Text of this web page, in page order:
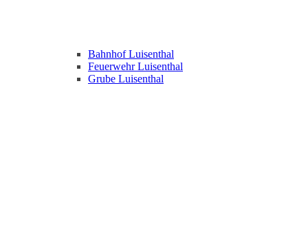
Bahnhof Luisenthal
Feuerwehr Luisenthal
Grube Luisenthal